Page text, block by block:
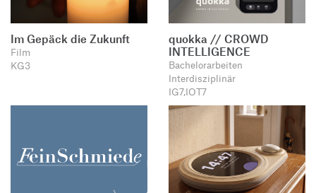
Im Gepäck die Zukunft
Film
KG3
quokka // CROWD
INTELLIGENCE
Bachelorarbeiten
Interdisziplinär
IG7,IOT7